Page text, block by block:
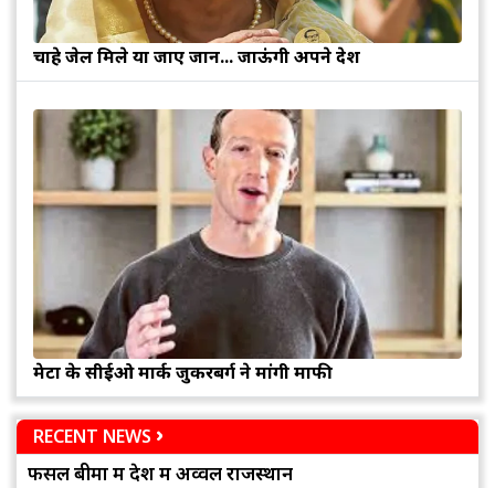
चाहे जेल मिले या जाए जान... जाऊंगी अपने देश
मेटा के सीईओ मार्क जुकरबर्ग ने मांगी माफी
RECENT NEWS
फसल बीमा में देश में अव्वल राजस्थान